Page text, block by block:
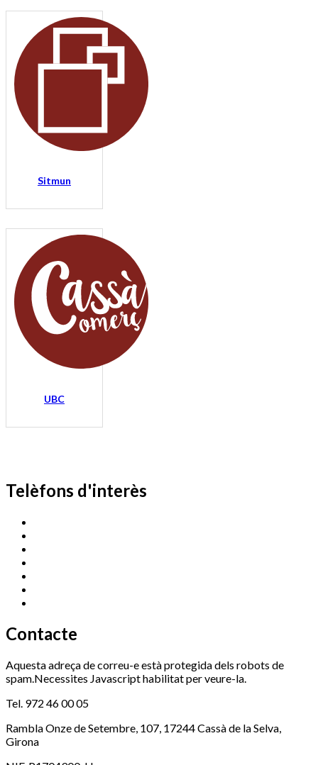
Sitmun
UBC
Telèfons d'interès
Contacte
Aquesta adreça de correu-e està protegida dels robots de
spam.Necessites Javascript habilitat per veure-la.
Tel. 972 46 00 05
Rambla Onze de Setembre, 107, 17244 Cassà de la Selva,
Girona